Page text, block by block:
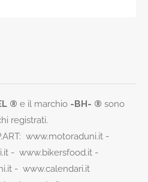
® e il marchio -BH- ® sono
registrati.
www.motoraduni.it -
- www.bikersfood.it -
- www.calendari.it